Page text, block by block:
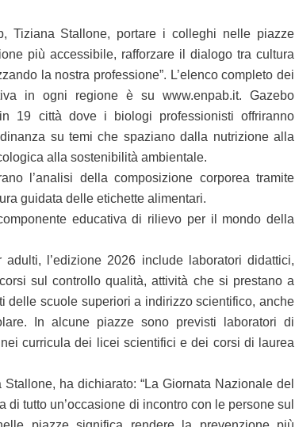
Tiziana Stallone, portare i colleghi nelle piazze
più accessibile, rafforzare il dialogo tra cultura
la nostra professione”. L’elenco completo dei
in ogni regione è su www.enpab.it. Gazebo
19 città dove i biologi professionisti offriranno
su temi che spaziano dalla nutrizione alla
alla sostenibilità ambientale.
l’analisi della composizione corporea tramite
guidata delle etichette alimentari.
educativa di rilievo per il mondo della
l’edizione 2026 include laboratori didattici,
sul controllo qualità, attività che si prestano a
delle scuole superiori a indirizzo scientifico, anche
In alcune piazze sono previsti laboratori di
curricula dei licei scientifici e dei corsi di laurea
ha dichiarato: “La Giornata Nazionale del
di tutto un’occasione di incontro con le persone sul